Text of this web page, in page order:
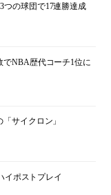
つの球団で17連勝達成
でNBA歴代コーチ1位に
サイクロン」
イポストプレイ